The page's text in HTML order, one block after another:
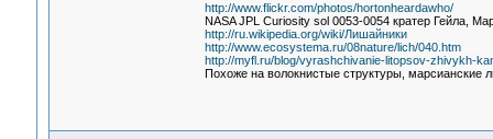
http://www.flickr.com/photos/hortonheardawho/
NASA JPL Curiosity sol 0053-0054 кратер Гейла,
http://ru.wikipedia.org/wiki/Лишайники
http://www.ecosystema.ru/08nature/lich/040.htm
http://myfl.ru/blog/vyrashchivanie-litopsov-zhivykh-
Похоже на волокнистые структуры, марсианские